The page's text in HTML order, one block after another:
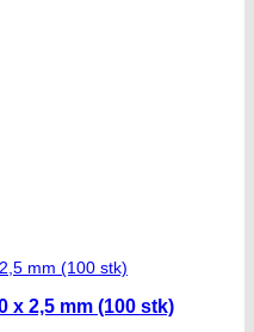
x 2,5 mm (100 stk)